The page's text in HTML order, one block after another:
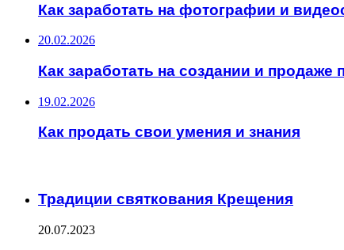
Как заработать на фотографии и
20.02.2026
Как заработать на создании и продаже
19.02.2026
Как продать свои умения и знания
Традиции святкования Крещения
20.07.2023